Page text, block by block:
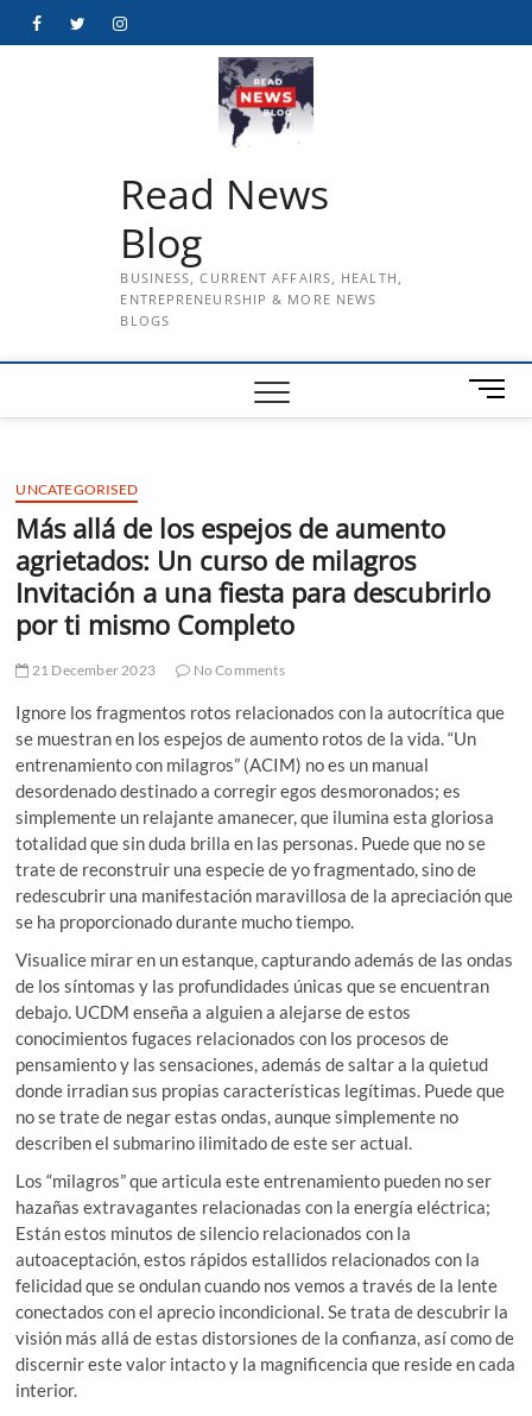
FacebookTwitterInstagram
Read News
Blog
BUSINESS, CURRENT AFFAIRS, HEALTH,
ENTREPRENEURSHIP & MORE NEWS
BLOGS
M
e
o
UNCATEGORISED
Más allá de los espejos de aumento
agrietados: Un curso de milagros
Invitación a una fiesta para descubrirlo
por ti mismo Completo
21 December 2023 No Comments
Ignore los fragmentos rotos relacionados con la autocrítica que
se muestran en los espejos de aumento rotos de la vida. “Un
entrenamiento con milagros” (ACIM) no es un manual
desordenado destinado a corregir egos desmoronados; es
simplemente un relajante amanecer, que ilumina esta gloriosa
totalidad que sin duda brilla en las personas. Puede que no se
trate de reconstruir una especie de yo fragmentado, sino de
redescubrir una manifestación maravillosa de la apreciación que
se ha proporcionado durante mucho tiempo.
Visualice mirar en un estanque, capturando además de las ondas
de los síntomas y las profundidades únicas que se encuentran
debajo. UCDM enseña a alguien a alejarse de estos
conocimientos fugaces relacionados con los procesos de
pensamiento y las sensaciones, además de saltar a la quietud
donde irradian sus propias características legítimas. Puede que
no se trate de negar estas ondas, aunque simplemente no
describen el submarino ilimitado de este ser actual.
Los “milagros” que articula este entrenamiento pueden no ser
hazañas extravagantes relacionadas con la energía eléctrica;
Están estos minutos de silencio relacionados con la
autoaceptación, estos rápidos estallidos relacionados con la
felicidad que se ondulan cuando nos vemos a través de la lente
conectados con el aprecio incondicional. Se trata de descubrir la
visión más allá de estas distorsiones de la confianza, así como de
discernir este valor intacto y la magnificencia que reside en cada
interior.